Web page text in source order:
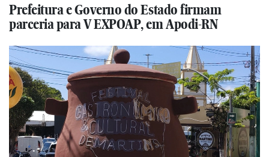
Prefeitura e Governo do Estado firmam
parceria para V EXPOAP, em Apodi-RN